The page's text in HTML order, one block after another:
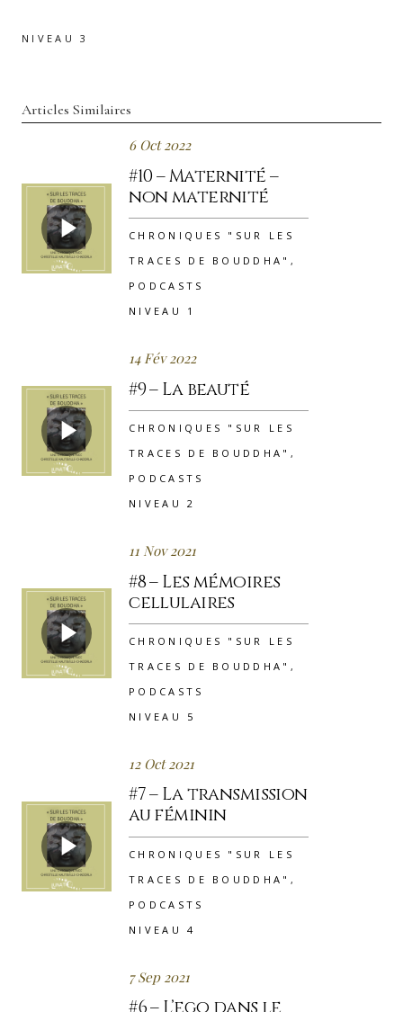
NIVEAU 3
Articles Similaires
6 Oct 2022
#10 – Maternité –
non maternité
CHRONIQUES "SUR LES
TRACES DE BOUDDHA" ,
PODCASTS
NIVEAU 1
14 Fév 2022
#9 – La beauté
CHRONIQUES "SUR LES
TRACES DE BOUDDHA" ,
PODCASTS
NIVEAU 2
11 Nov 2021
#8 – Les mémoires
cellulaires
CHRONIQUES "SUR LES
TRACES DE BOUDDHA" ,
PODCASTS
NIVEAU 5
12 Oct 2021
#7 – La transmission
au féminin
CHRONIQUES "SUR LES
TRACES DE BOUDDHA" ,
PODCASTS
NIVEAU 4
7 Sep 2021